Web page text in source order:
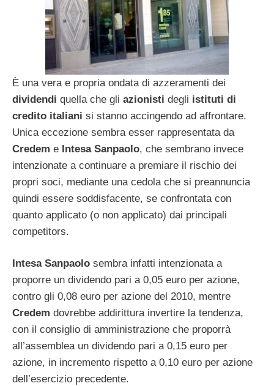
È una vera e propria ondata di azzeramenti dei
dividendi quella che gli azionisti degli istituti di
credito italiani si stanno accingendo ad affrontare.
Unica eccezione sembra esser rappresentata da
Credem e Intesa Sanpaolo, che sembrano invece
intenzionate a continuare a premiare il rischio dei
propri soci, mediante una cedola che si preannuncia
quindi essere soddisfacente, se confrontata con
quanto applicato (o non applicato) dai principali
competitors.
Intesa Sanpaolo sembra infatti intenzionata a
proporre un dividendo pari a 0,05 euro per azione,
contro gli 0,08 euro per azione del 2010, mentre
Credem dovrebbe addirittura invertire la tendenza,
con il consiglio di amministrazione che proporrà
all’assemblea un dividendo pari a 0,15 euro per
azione, in incremento rispetto a 0,10 euro per azione
dell’esercizio precedente.